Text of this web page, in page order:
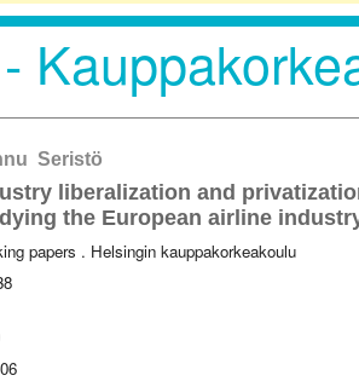
Seristö
liberalization and
the European airline
papers . Helsingin kauppakorkeakoulu